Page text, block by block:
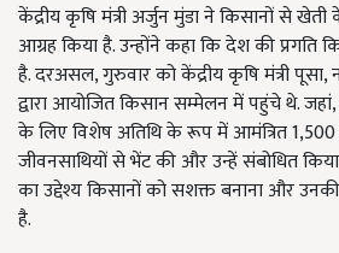
केंद्रीय कृषि मंत्री अर्जुन मुंडा ने किसानों से
आग्रह किया है. उन्होंने कहा कि देश की प्रगति
है. दरअसल, गुरुवार को केंद्रीय कृषि मंत्री पूसा,
द्वारा आयोजित किसान सम्मेलन में पहुंचे थे.
के लिए विशेष अतिथि के रूप में आमंत्रित
जीवनसाथियों से भेंट की और उन्हें संबोधित
का उद्देश्य किसानों को सशक्त बनाना और
है.